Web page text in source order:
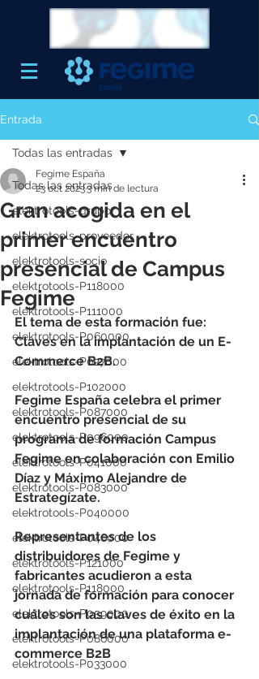
Entrada
Todas las entradas
elektrotools-grupo
elektrotools-proveedor
elektrotools-socio
elektrotools-P118000
elektrotools-P111000
elektrotools-P060000
elektrotools-P027000
elektrotools-P102000
elektrotools-P087000
elektrotools-P096000
elektrotools-P041000
elektrotools-P083000
elektrotools-P040000
elektrotools-P046000
elektrotools-P121000
elektrotools-P118000
elektrotools-P059000
elektrotools-P086000
elektrotools-P033000
Todas las entradas
Gran acogida en el
primer encuentro
presencial de Campus
Fegime
Fegime España
23 oct 20233 min de lectura
El tema de esta formación fue:
Claves en la implantación de un E-
Commerce B2B.
Fegime España celebra el primer
encuentro presencial de su
programa de formación Campus
Fegime en colaboración con Emilio
Díaz y Máximo Alejandre de
Estrategízate.
Representantes de los
distribuidores de Fegime y
fabricantes acudieron a esta
jornada de formación para conocer
cuáles son las claves de éxito en la
implantación de una plataforma e-
commerce B2B